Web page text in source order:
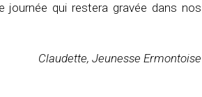
journée qui restera gravée dans nos
Claudette, Jeunesse Ermontoise